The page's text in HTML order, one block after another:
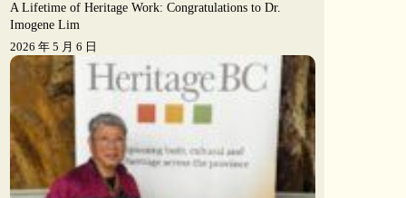
A Lifetime of Heritage Work: Congratulations to Dr.
Imogene Lim
2026 年 5 月 6 日